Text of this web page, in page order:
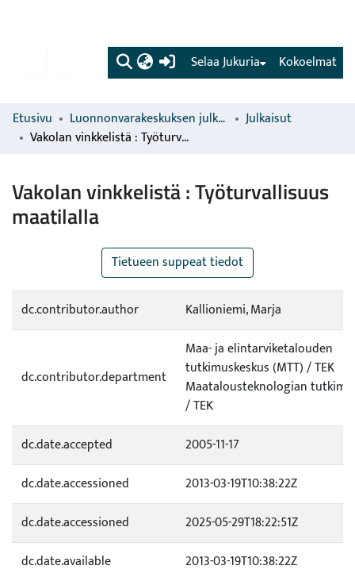
(current) Kokoelmat
Selaa Jukuria
Etusivu Luonnonvarakeskuksen julkaisut
Julkaisut
Vakolan vinkkelistä : Työturvallisuus maatilalla
Vakolan vinkkelistä : Työturvallisuus
maatilalla
Tietueen suppeat tiedot
dc.contributor.author Kallioniemi, Marja
dc.contributor.department
Maa- ja elintarviketalouden
tutkimuskeskus (MTT) / TEK
Maatalousteknologian
/ TEK
dc.date.accepted
2005-11-17
dc.date.accessioned
2013-03-19T10:38:22Z
dc.date.accessioned
2025-05-29T18:22:51Z
dc.date.available
2013-03-19T10:38:22Z